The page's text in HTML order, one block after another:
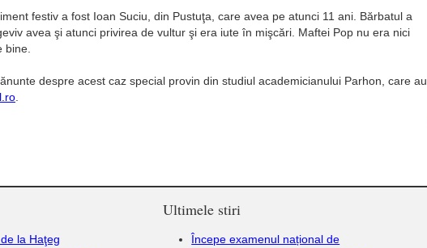
festiv a fost Ioan Suciu, din Pustuţa, care avea pe atunci 11 ani. Bărbatul a
avea şi atunci privirea de vultur şi era iute în mişcări. Maftei Pop nu era nici
bine.
despre acest caz special provin din studiul academicianului Parhon, care au
de la Haţeg
Ultimele stiri
Începe examenul național de